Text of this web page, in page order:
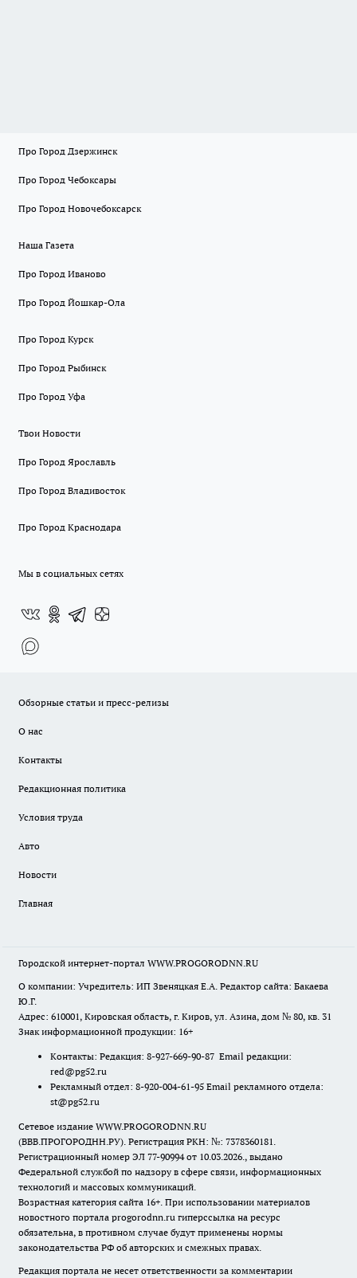
Про Город Дзержинск
Про Город Чебоксары
Про Город Новочебоксарск
Наша Газета
Про Город Иваново
Про Город Йошкар-Ола
Про Город Курск
Про Город Рыбинск
Про Город Уфа
Твои Новости
Про Город Ярославль
Про Город Владивосток
Про Город Краснодара
Мы в социальных сетях
Обзорные статьи и пресс-релизы
О нас
Контакты
Редакционная политика
Условия труда
Авто
Новости
Главная
Городской интернет-портал WWW.PROGORODNN.RU
О компании: Учредитель: ИП Звеняцкая Е.А. Редактор сайта: Бакаева
Ю.Г.
Адрес: 610001, Кировская область, г. Киров, ул. Азина, дом № 80, кв. 31
Знак информационной продукции: 16+
Контакты: Редакция: 8-927-669-90-87 Email редакции:
red@pg52.ru
Рекламный отдел: 8-920-004-61-95 Email рекламного отдела:
st@pg52.ru
Сетевое издание WWW.PROGORODNN.RU
(ВВВ.ПРОГОРОДНН.РУ). Регистрация РКН: №: 7378360181.
Регистрационный номер ЭЛ 77-90994 от 10.03.2026., выдано
Федеральной службой по надзору в сфере связи, информационных
технологий и массовых коммуникаций.
Возрастная категория сайта 16+. При использовании материалов
новостного портала progorodnn.ru гиперссылка на ресурс
обязательна, в противном случае будут применены нормы
законодательства РФ об авторских и смежных правах.
Редакция портала не несет ответственности за комментарии